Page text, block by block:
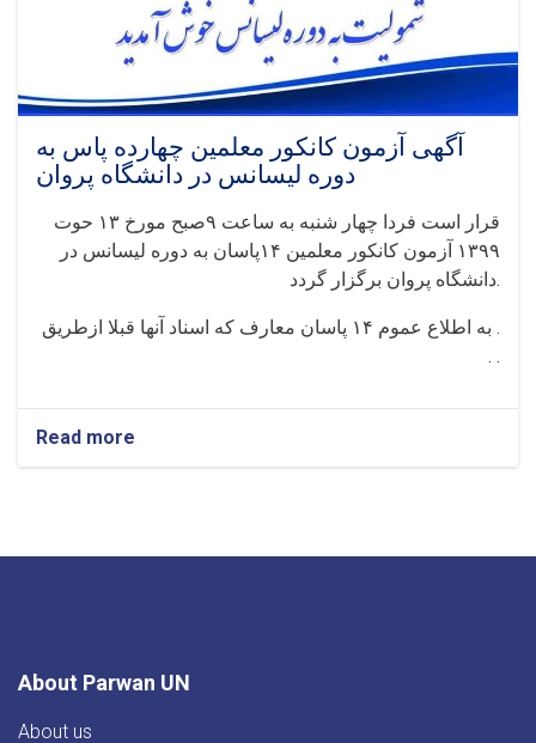
آگهی آزمون کانکور معلمین چهارده پاس به
دوره لیسانس در دانشگاه پروان
قرار است فردا چهار شنبه به ساعت ۹صبح مورخ ۱۳ حوت
۱۳۹۹ آزمون کانکور معلمین ۱۴پاسان به دوره لیسانس در
دانشگاه پروان برگزار گردد.
به اطلاع عموم ۱۴ پاسان معارف که اسناد آنها قبلا ازطریق .
. .
Read more
آگهی
چهارده
در
About Parwan UN
About us